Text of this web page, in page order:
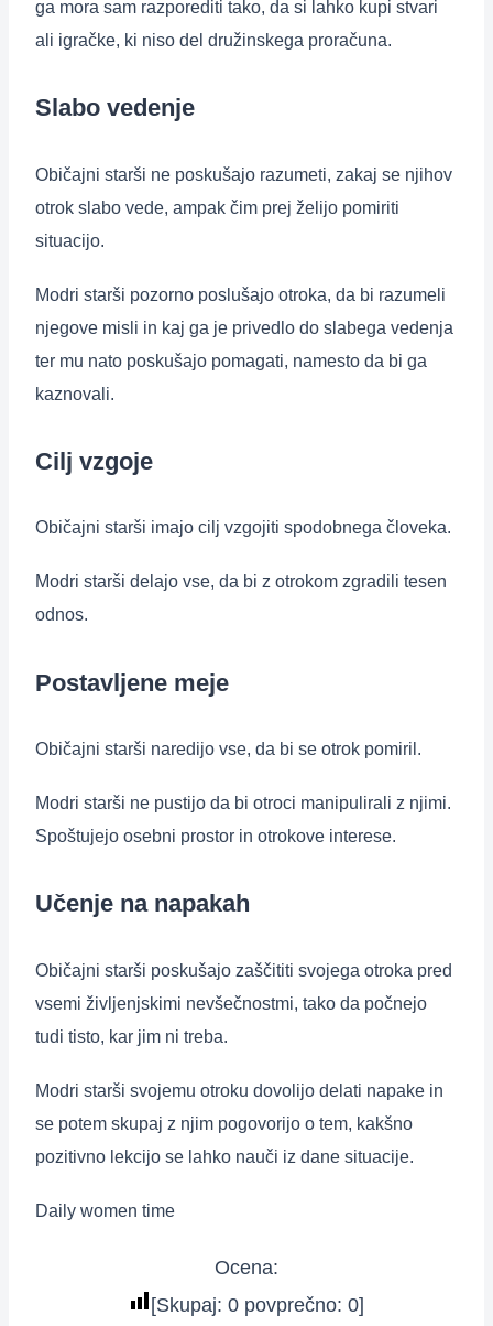
ga mora sam razporediti tako, da si lahko kupi stvari
ali igračke, ki niso del družinskega proračuna.
Slabo vedenje
Običajni starši ne poskušajo razumeti, zakaj se njihov
otrok slabo vede, ampak čim prej želijo pomiriti
situacijo.
Modri starši pozorno poslušajo otroka, da bi razumeli
njegove misli in kaj ga je privedlo do slabega vedenja
ter mu nato poskušajo pomagati, namesto da bi ga
kaznovali.
Cilj vzgoje
Običajni starši imajo cilj vzgojiti spodobnega človeka.
Modri starši delajo vse, da bi z otrokom zgradili tesen
odnos.
Postavljene meje
Običajni starši naredijo vse, da bi se otrok pomiril.
Modri starši ne pustijo da bi otroci manipulirali z njimi.
Spoštujejo osebni prostor in otrokove interese.
Učenje na napakah
Običajni starši poskušajo zaščititi svojega otroka pred
vsemi življenjskimi nevšečnostmi, tako da počnejo
tudi tisto, kar jim ni treba.
Modri starši svojemu otroku dovolijo delati napake in
se potem skupaj z njim pogovorijo o tem, kakšno
pozitivno lekcijo se lahko nauči iz dane situacije.
Daily women time
Ocena:
[Skupaj: 0 povprečno: 0]